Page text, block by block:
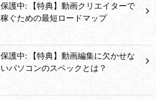
保護中: 【特典】動画クリエイターで
稼ぐための最短ロードマップ
保護中: 【特典】動画編集に欠かせな
いパソコンのスペックとは？